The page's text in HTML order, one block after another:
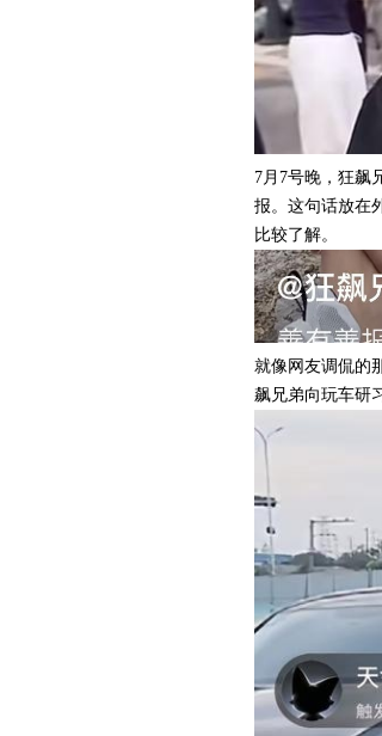
7月7号晚，狂飙
报。这句话放在
比较了解。
就像网友调侃的
飙兄弟向玩车研